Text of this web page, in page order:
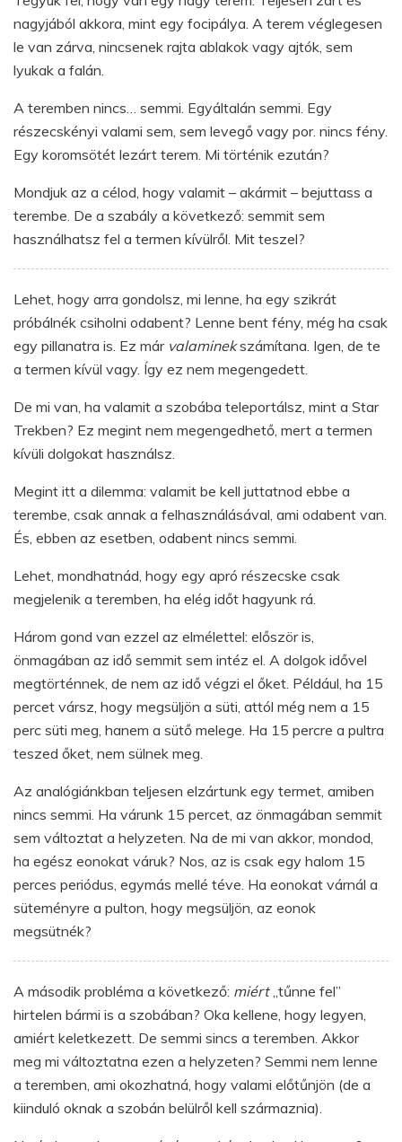
nagyjából akkora, mint egy focipálya. A terem véglegesen
le van zárva, nincsenek rajta ablakok vagy ajtók, sem
lyukak a falán.
A teremben nincs… semmi. Egyáltalán semmi. Egy
részecskényi valami sem, sem levegő vagy por. nincs fény.
Egy koromsötét lezárt terem. Mi történik ezután?
Mondjuk az a célod, hogy valamit – akármit – bejuttass a
terembe. De a szabály a következő: semmit sem
használhatsz fel a termen kívülről. Mit teszel?
Lehet, hogy arra gondolsz, mi lenne, ha egy szikrát
próbálnék csiholni odabent? Lenne bent fény, még ha csak
egy pillanatra is. Ez már valaminekszámítana. Igen, de te
a termen kívül vagy. Így ez nem megengedett.
De mi van, ha valamit a szobába teleportálsz, mint a Star
Trekben? Ez megint nem megengedhető, mert a termen
kívüli dolgokat használsz.
Megint itt a dilemma: valamit be kell juttatnod ebbe a
terembe, csak annak a felhasználásával, ami odabent van.
És, ebben az esetben, odabent nincs semmi.
Lehet, mondhatnád, hogy egy apró részecske csak
megjelenik a teremben, ha elég időt hagyunk rá.
Három gond van ezzel az elmélettel: először is,
önmagában az idő semmit sem intéz el. A dolgok idővel
megtörténnek, de nem az idő végzi el őket. Például, ha 15
percet vársz, hogy megsüljön a süti, attól még nem a 15
perc süti meg, hanem a sütő melege. Ha 15 percre a pultra
teszed őket, nem sülnek meg.
Az analógiánkban teljesen elzártunk egy termet, amiben
nincs semmi. Ha várunk 15 percet, az önmagában semmit
sem változtat a helyzeten. Na de mi van akkor, mondod,
ha egész eonokat váruk? Nos, az is csak egy halom 15
perces periódus, egymás mellé téve. Ha eonokat várnál a
süteményre a pulton, hogy megsüljön, az eonok
megsütnék?
A második probléma a következő: miért„tűnne fel”
hirtelen bármi is a szobában? Oka kellene, hogy legyen,
amiért keletkezett. De semmi sincs a teremben. Akkor
meg mi változtatna ezen a helyzeten? Semmi nem lenne
a teremben, ami okozhatná, hogy valami előtűnjön (de a
kiinduló oknak a szobán belülről kell származnia).